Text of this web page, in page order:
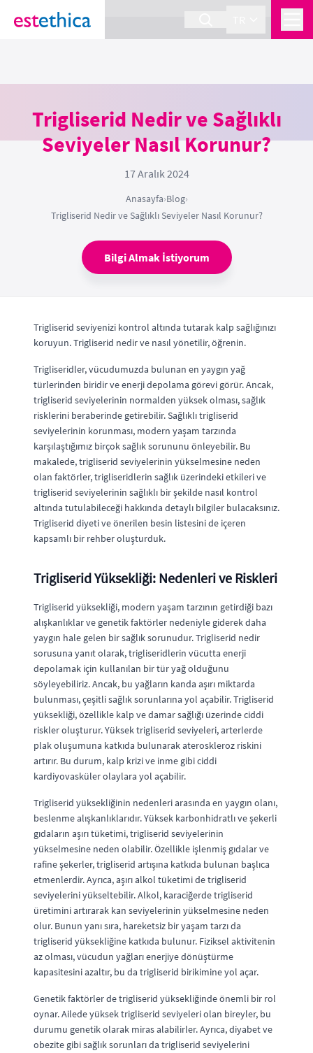
section Service {
Trigliserid Nedir ve Sağlıklı
Seviyeler Nasıl Korunur?
17 Aralık 2024
Anasayfa›Blog›
Trigliserid Nedir ve Sağlıklı Seviyeler Nasıl Korunur?
Bilgi Almak İstiyorum
Trigliserid seviyenizi kontrol altında tutarak kalp sağlığınızı
koruyun. Trigliserid nedir ve nasıl yönetilir, öğrenin.
Trigliseridler, vücudumuzda bulunan en yaygın yağ
türlerinden biridir ve enerji depolama görevi görür. Ancak,
trigliserid seviyelerinin normalden yüksek olması, sağlık
risklerini beraberinde getirebilir. Sağlıklı trigliserid
seviyelerinin korunması, modern yaşam tarzında
karşılaştığımız birçok sağlık sorununu önleyebilir. Bu
makalede, trigliserid seviyelerinin yükselmesine neden
olan faktörler, trigliseridlerin sağlık üzerindeki etkileri ve
trigliserid seviyelerinin sağlıklı bir şekilde nasıl kontrol
altında tutulabileceği hakkında detaylı bilgiler bulacaksınız.
Trigliserid diyeti ve önerilen besin listesini de içeren
kapsamlı bir rehber oluşturduk.
Trigliserid Yüksekliği: Nedenleri ve Riskleri
Trigliserid yüksekliği, modern yaşam tarzının getirdiği bazı
alışkanlıklar ve genetik faktörler nedeniyle giderek daha
yaygın hale gelen bir sağlık sorunudur. Trigliserid nedir
sorusuna yanıt olarak, trigliseridlerin vücutta enerji
depolamak için kullanılan bir tür yağ olduğunu
söyleyebiliriz. Ancak, bu yağların kanda aşırı miktarda
bulunması, çeşitli sağlık sorunlarına yol açabilir. Trigliserid
yüksekliği, özellikle kalp ve damar sağlığı üzerinde ciddi
riskler oluşturur. Yüksek trigliserid seviyeleri, arterlerde
plak oluşumuna katkıda bulunarak ateroskleroz riskini
artırır. Bu durum, kalp krizi ve inme gibi ciddi
kardiyovasküler olaylara yol açabilir.
Trigliserid yüksekliğinin nedenleri arasında en yaygın olanı,
beslenme alışkanlıklarıdır. Yüksek karbonhidratlı ve şekerli
gıdaların aşırı tüketimi, trigliserid seviyelerinin
yükselmesine neden olabilir. Özellikle işlenmiş gıdalar ve
rafine şekerler, trigliserid artışına katkıda bulunan başlıca
etmenlerdir. Ayrıca, aşırı alkol tüketimi de trigliserid
seviyelerini yükseltebilir. Alkol, karaciğerde trigliserid
üretimini artırarak kan seviyelerinin yükselmesine neden
olur. Bunun yanı sıra, hareketsiz bir yaşam tarzı da
trigliserid yüksekliğine katkıda bulunur. Fiziksel aktivitenin
az olması, vücudun yağları enerjiye dönüştürme
kapasitesini azaltır, bu da trigliserid birikimine yol açar.
Genetik faktörler de trigliserid yüksekliğinde önemli bir rol
oynar. Ailede yüksek trigliserid seviyeleri olan bireyler, bu
durumu genetik olarak miras alabilirler. Ayrıca, diyabet ve
obezite gibi sağlık sorunları da trigliserid seviyelerini